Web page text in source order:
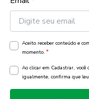
Aceito receber conteúdo e
momento. *
Ao clicar em Cadastrar, você
igualmente, confirma que